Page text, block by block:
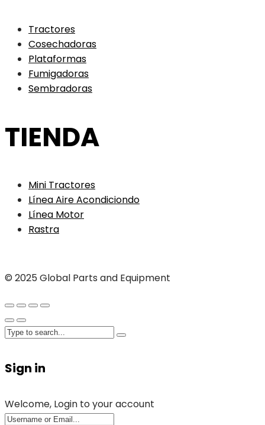
Tractores
Cosechadoras
Plataformas
Fumigadoras
Sembradoras
TIENDA
Mini Tractores
Línea Aire Acondiciondo
Línea Motor
Rastra
© 2025 Global Parts and Equipment
Sign in
Welcome, Login to your account